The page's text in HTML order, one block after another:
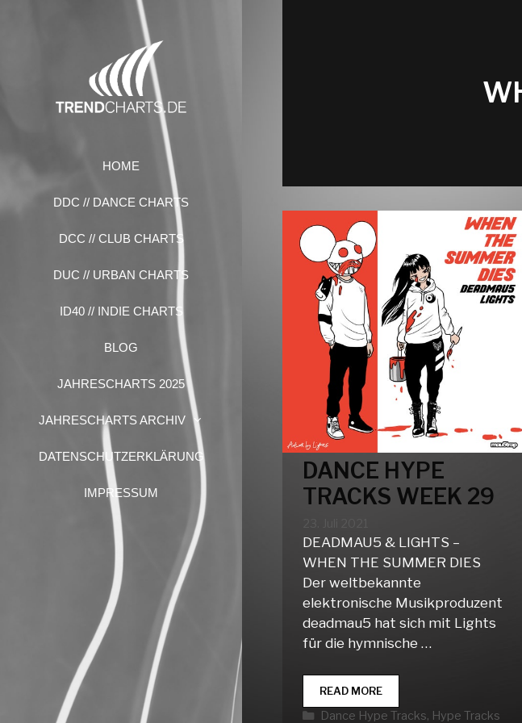
HOME
DDC // DANCE CHARTS
DCC // CLUB CHARTS
DUC // URBAN CHARTS
ID40 // INDIE CHARTS
BLOG
JAHRESCHARTS 2025
JAHRESCHARTS ARCHIV
DATENSCHUTZERKLÄRUNG
IMPRESSUM
DANCE HYPE
TRACKS WEEK 29
DEADMAU5 & LIGHTS –
WHEN THE SUMMER DIES
Der weltbekannte
elektronische Musikproduzent
deadmau5 hat sich mit Lights
für die hymnische …
READ MOREDANCE
HYPE
Kategorien
Dance Hype Tracks, Hype Tracks